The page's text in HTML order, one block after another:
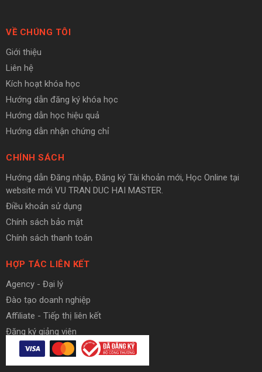
VỀ CHÚNG TÔI
Giới thiệu
Liên hệ
Kích hoạt khóa học
Hướng dẫn đăng ký khóa học
Hướng dẫn học hiệu quả
Hướng dẫn nhận chứng chỉ
CHÍNH SÁCH
Hướng dẫn Đăng nhập, Đăng ký Tài khoản mới, Học Online tại
website mới VU TRAN DUC HAI MASTER.
Điều khoản sử dụng
Chính sách bảo mật
Chính sách thanh toán
HỢP TÁC LIÊN KẾT
Agency - Đại lý
Đào tạo doanh nghiệp
Affiliate - Tiếp thị liên kết
Đăng ký giảng viên